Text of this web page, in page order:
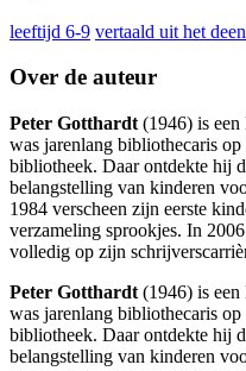
leeftijd 6-9 vertaald uit het
Over de auteur
Peter Gotthardt (1946) is
was jarenlang bibliothecaris
bibliotheek. Daar ontdekte hij
belangstelling van kinderen
1984 verscheen zijn eerste
verzameling sprookjes. In
volledig op zijn
Peter Gotthardt (1946) is
was jarenlang bibliothecaris
bibliotheek. Daar ontdekte hij
belangstelling van kinderen